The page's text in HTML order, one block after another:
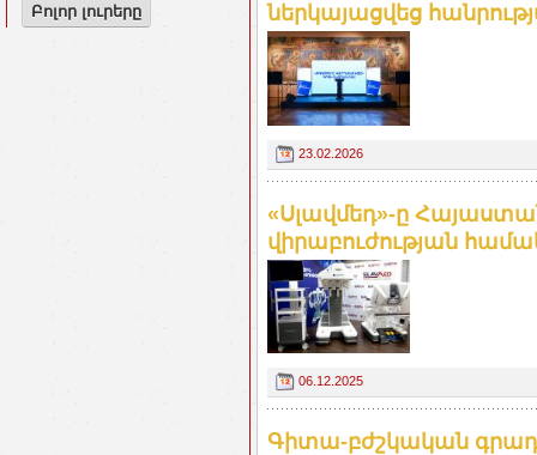
Բոլոր լուրերը
ներկայացվեց
23.02.2026
«Սլավմեդ»-ը
վիրաբուժության
06.12.2025
Գիտա-բժշկական